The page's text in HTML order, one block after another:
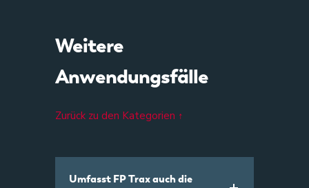
Weitere
Anwendungsfälle
Zurück zu den Kategorien ↑
Umfasst FP Trax auch die